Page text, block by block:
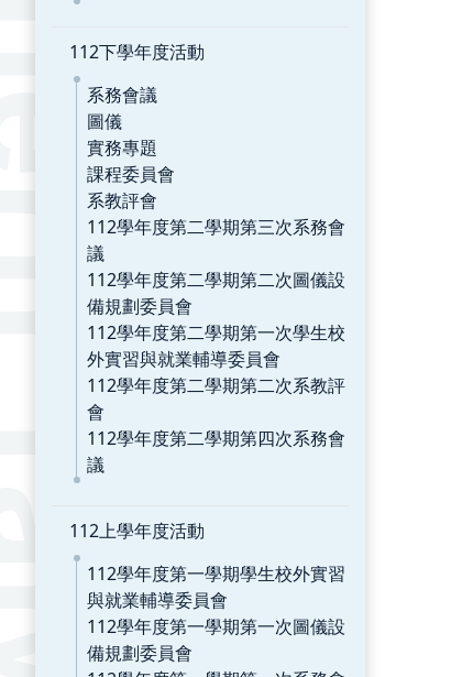
112下學年度活動
系務會議
圖儀
實務專題
課程委員會
系教評會
112學年度第二學期第三次系務會
議
112學年度第二學期第二次圖儀設
備規劃委員會
112學年度第二學期第一次學生校
外實習與就業輔導委員會
112學年度第二學期第二次系教評
會
112學年度第二學期第四次系務會
議
112上學年度活動
112學年度第一學期學生校外實習
與就業輔導委員會
112學年度第一學期第一次圖儀設
備規劃委員會